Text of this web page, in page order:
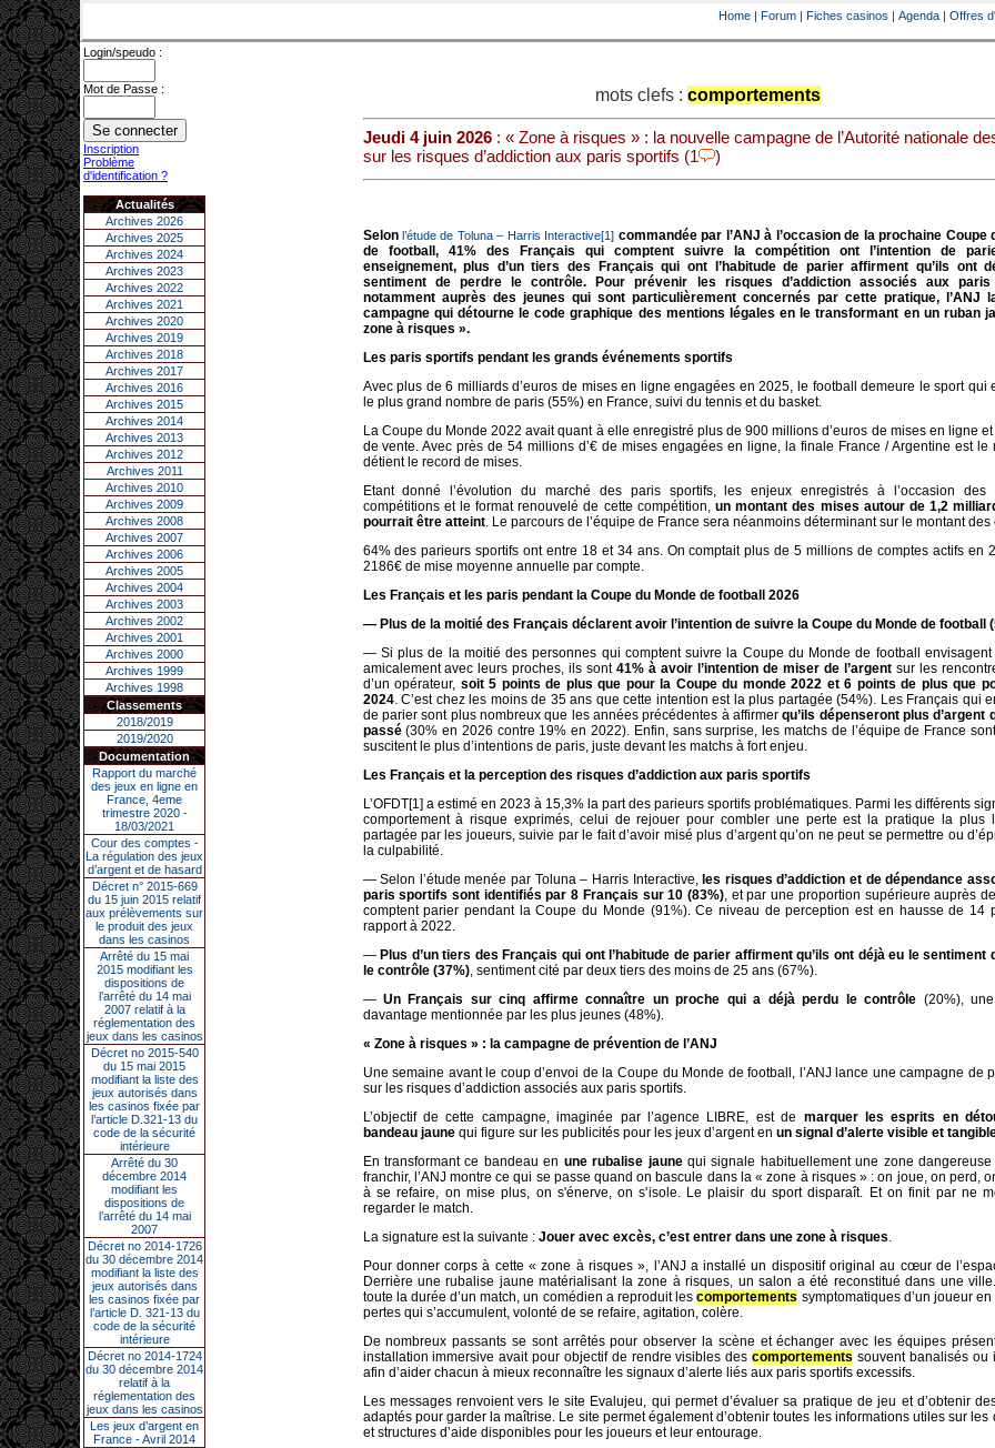
Home | Forum | Fiches casinos | Agenda | Offres
Login/speudo :
Mot de Passe :
Inscription
Problème
d'identification ?
Actualités
Archives 2026
Archives 2025
Archives 2024
Archives 2023
Archives 2022
Archives 2021
Archives 2020
Archives 2019
Archives 2018
Archives 2017
Archives 2016
Archives 2015
Archives 2014
Archives 2013
Archives 2012
Archives 2011
Archives 2010
Archives 2009
Archives 2008
Archives 2007
Archives 2006
Archives 2005
Archives 2004
Archives 2003
Archives 2002
Archives 2001
Archives 2000
Archives 1999
Archives 1998
Classements
2018/2019
2019/2020
Documentation
Rapport du marché
des jeux en ligne en
France, 4eme
trimestre 2020 -
18/03/2021
Cour des comptes -
La régulation des jeux
d’argent et de hasard
Décret n° 2015-669
du 15 juin 2015 relatif
aux prélèvements sur
le produit des jeux
dans les casinos
Arrêté du 15 mai
2015 modifiant les
dispositions de
l’arrêté du 14 mai
2007 relatif à la
réglementation des
jeux dans les casinos
Décret no 2015-540
du 15 mai 2015
modifiant la liste des
jeux autorisés dans
les casinos fixée par
l’article D.321-13 du
code de la sécurité
intérieure
Arrêté du 30
décembre 2014
modifiant les
dispositions de
l’arrêté du 14 mai
2007
Décret no 2014-1726
du 30 décembre 2014
modifiant la liste des
jeux autorisés dans
les casinos fixée par
l’article D. 321-13 du
code de la sécurité
intérieure
Décret no 2014-1724
du 30 décembre 2014
relatif à la
réglementation des
jeux dans les casinos
Les jeux d’argent en
France - Avril 2014
mots clefs : comportements
Jeudi 4 juin 2026: « Zone à risques » : la nouvelle campagne de l’Autorité nationale
sur les risques d’addiction aux paris sportifs (1
)
Selon l’étude de Toluna – Harris Interactive[1] commandée par l’ANJ à l’occasion de la prochaine Coupe
de football, 41% des Français qui comptent suivre la compétition ont l’intention de
enseignement, plus d’un tiers des Français qui ont l’habitude de parier affirment qu’ils ont
sentiment de perdre le contrôle. Pour prévenir les risques d’addiction associés aux
notamment auprès des jeunes qui sont particulièrement concernés par cette pratique, l’ANJ
campagne qui détourne le code graphique des mentions légales en le transformant en un ruban
zone à risques ».
Les paris sportifs pendant les grands événements sportifs
Avec plus de 6 milliards d’euros de mises en ligne engagées en 2025, le football demeure le sport qui
le plus grand nombre de paris (55%) en France, suivi du tennis et du basket.
La Coupe du Monde 2022 avait quant à elle enregistré plus de 900 millions d’euros de mises en ligne
de vente. Avec près de 54 millions d’€ de mises engagées en ligne, la finale France / Argentine est le
détient le record de mises.
Etant donné l’évolution du marché des paris sportifs, les enjeux enregistrés à l’occasion des
compétitions et le format renouvelé de cette compétition, un montant des mises autour de 1,2
pourrait être atteint. Le parcours de l’équipe de France sera néanmoins déterminant sur le montant des
64% des parieurs sportifs ont entre 18 et 34 ans. On comptait plus de 5 millions de comptes actifs en
2186€ de mise moyenne annuelle par compte.
Les Français et les paris pendant la Coupe du Monde de football 2026
— Plus de la moitié des Français déclarent avoir l’intention de suivre la Coupe du Monde de football
— Si plus de la moitié des personnes qui comptent suivre la Coupe du Monde de football
amicalement avec leurs proches, ils sont41% à avoir l’intention de miser de l’argentsur les
d’un opérateur, soit 5 points de plus que pour la Coupe du monde 2022 et 6 points de plus que
2024. C’est chez les moins de 35 ans que cette intention est la plus partagée (54%). Les Français qui
de parier sont plus nombreux que les années précédentes à affirmerqu’ils dépenseront plus d’argent
passé(30% en 2026 contre 19% en 2022). Enfin, sans surprise, les matchs de l’équipe de France
suscitent le plus d’intentions de paris, juste devant les matchs à fort enjeu.
Les Français et la perception des risques d’addiction aux paris sportifs
L’OFDT[1] a estimé en 2023 à 15,3% la part des parieurs sportifs problématiques. Parmi les différents
comportement à risque exprimés, celui de rejouer pour combler une perte est la pratique la plus
partagée par les joueurs, suivie par le fait d’avoir misé plus d’argent qu’on ne peut se permettre ou
la culpabilité.
— Selon l’étude menée par Toluna – Harris Interactive, les risques d’addiction et de dépendance
paris sportifs sont identifiés par 8 Français sur 10 (83%), et par une proportion supérieure auprès
comptent parier pendant la Coupe du Monde (91%). Ce niveau de perception est en hausse de 14
rapport à 2022.
— Plus d’un tiers des Français qui ont l’habitude de parier affirment qu’ils ont déjà eu le sentiment
le contrôle (37%), sentiment cité par deux tiers des moins de 25 ans (67%).
— Un Français sur cinq affirme connaître un proche qui a déjà perdu le contrôle (20%),
davantage mentionnée par les plus jeunes (48%).
« Zone à risques » : la campagne de prévention de l’ANJ
Une semaine avant le coup d’envoi de la Coupe du Monde de football, l’ANJ lance une campagne de
sur les risques d’addiction associés aux paris sportifs.
L’objectif de cette campagne, imaginée par l’agence LIBRE, est de marquer les esprits en
bandeau jaunequi figure sur les publicités pour les jeux d’argent en un signal d’alerte visible et
En transformant ce bandeau en une rubalise jaunequi signale habituellement une zone
franchir, l’ANJ montre ce qui se passe quand on bascule dans la « zone à risques » : on joue, on perd,
à se refaire, on mise plus, on s'énerve, on s'isole. Le plaisir du sport disparaît. Et on finit par ne
regarder le match.
La signature est la suivante : Jouer avec excès, c’est entrer dans une zone à risques.
Pour donner corps à cette « zone à risques », l’ANJ a installé un dispositif original au cœur de
Derrière une rubalise jaune matérialisant la zone à risques, un salon a été reconstitué dans une
toute la durée d’un match, un comédien a reproduit lescomportements symptomatiques d’un joueur
pertes qui s’accumulent, volonté de se refaire, agitation, colère.
De nombreux passants se sont arrêtés pour observer la scène et échanger avec les équipes
installation immersive avait pour objectif de rendre visibles descomportements souvent banalisés ou
afin d’aider chacun à mieux reconnaître les signaux d’alerte liés aux paris sportifs excessifs.
Les messages renvoient vers le site Evalujeu, qui permet d’évaluer sa pratique de jeu et d’obtenir
adaptés pour garder la maîtrise. Le site permet également d’obtenir toutes les informations utiles sur les
et structures d’aide disponibles pour les joueurs et leur entourage.